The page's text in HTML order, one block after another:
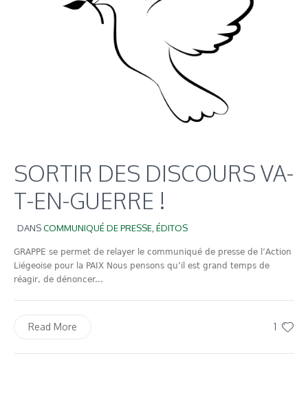
SORTIR DES DISCOURS VA-
T-EN-GUERRE !
DANSCOMMUNIQUÉ DE PRESSE,ÉDITOS
GRAPPE se permet de relayer le communiqué de presse de l’Action
Liégeoise pour la PAIX Nous pensons qu’il est grand temps de
réagir, de dénoncer...
1
Read More